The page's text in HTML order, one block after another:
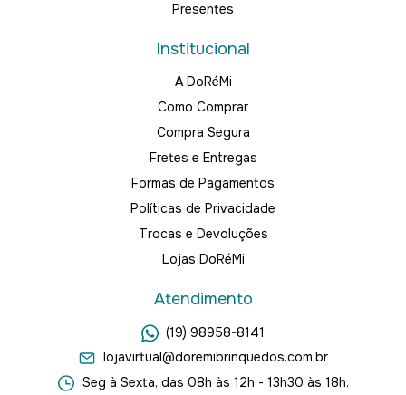
Presentes
Institucional
A DoRéMi
Como Comprar
Compra Segura
Fretes e Entregas
Formas de Pagamentos
Políticas de Privacidade
Trocas e Devoluções
Lojas DoRéMi
Atendimento
(19) 98958-8141
lojavirtual@doremibrinquedos.com.br
Seg à Sexta, das 08h às 12h - 13h30 às 18h.